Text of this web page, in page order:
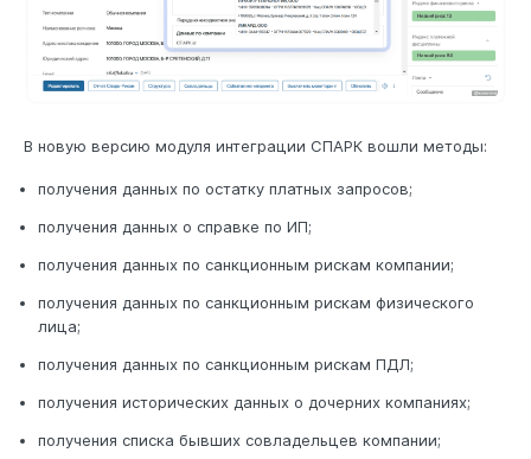
В новую версию модуля интеграции СПАРК вошли методы:
получения данных по остатку платных запросов;
получения данных о справке по ИП;
получения данных по санкционным рискам компании;
получения данных по санкционным рискам физического
лица;
получения данных по санкционным рискам ПДЛ;
получения исторических данных о дочерних компаниях;
получения списка бывших совладельцев компании;